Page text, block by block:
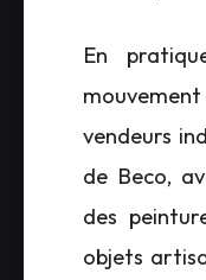
En
vendeurs
de Beco,
des
objets